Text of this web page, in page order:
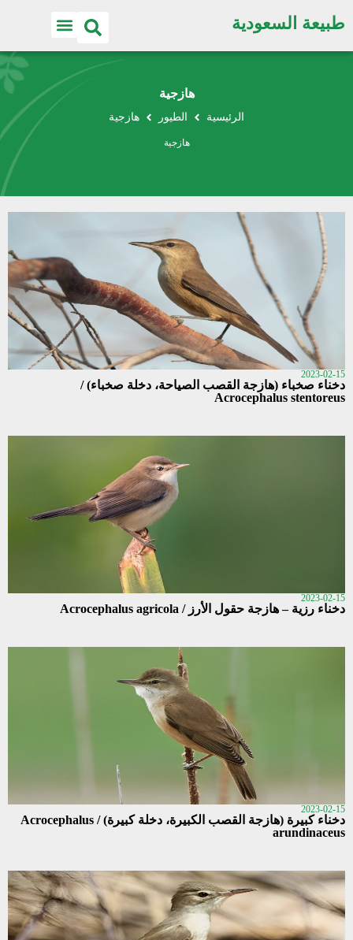
طبيعة السعودية
هازجية
الرئيسية الطيور هازجية
هازجية
2023-02-15
دخناء صخباء (هازجة القصب الصياحة، دخلة صخباء) /
Acrocephalus stentoreus
2023-02-15
دخناء رزية – هازجة حقول الأرز / Acrocephalus agricola
2023-02-15
دخناء كبيرة (هازجة القصب الكبيرة، دخلة كبيرة) / Acrocephalus
arundinaceus